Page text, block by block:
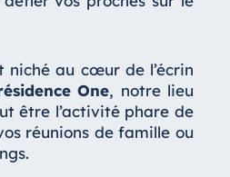
niché au cœur de l’écrin
One, notre lieu
être l’activité phare de
réunions de famille ou